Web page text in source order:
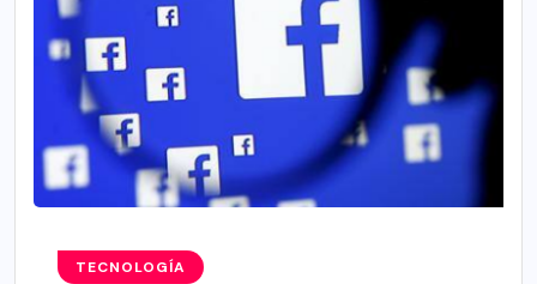
TECNOLOGÍA